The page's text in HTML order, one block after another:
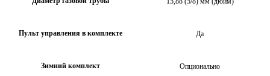
Пульт управления в комплекте Да
Зимний комплект Опционально